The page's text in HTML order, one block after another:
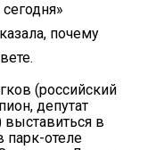
почему
(российский
депутат
в
парк-отеле